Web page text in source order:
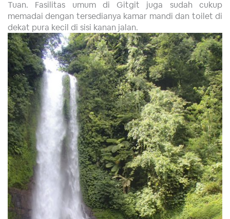
Tuan. Fasilitas umum di Gitgit juga sudah cukup
memadai dengan tersedianya kamar mandi dan toilet di
dekat pura kecil di sisi kanan jalan.